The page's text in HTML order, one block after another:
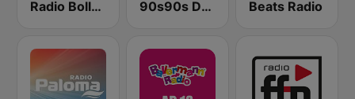
Radio Bollerwagen 90s90s Dance Beats Radio